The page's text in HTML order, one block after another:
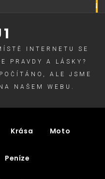
INTERNETU SE
PRAVDY A LÁSKY?
ALE JSME
NAŠEM WEBU.
Krása Moto
Peníze